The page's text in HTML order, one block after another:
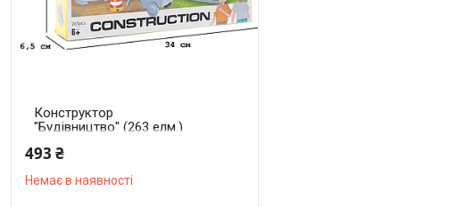
Конструктор
"Будівництво" (263 елм.)
493 ₴
Немає в наявності